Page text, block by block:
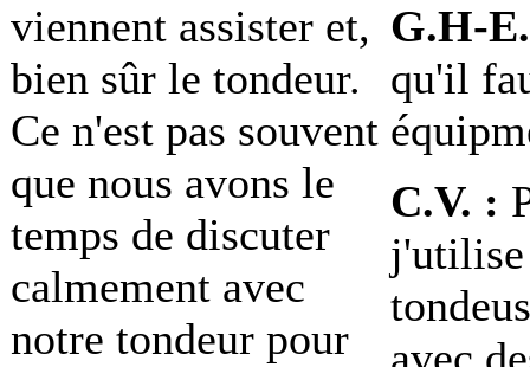
viennent assister et,
bien sûr le tondeur.
Ce n'est pas souvent
que nous avons le
temps de discuter
calmement avec
notre tondeur pour
G.H-
qu'il
C.V. :
j'utilise